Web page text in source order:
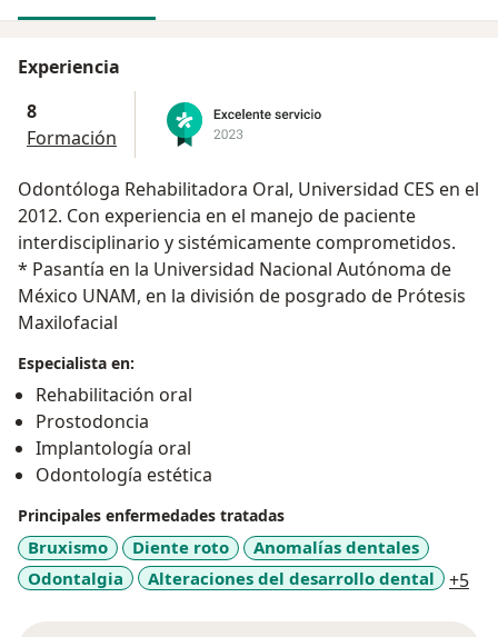
Experiencia
8
Formación
Odontóloga Rehabilitadora Oral, Universidad CES en el
2012. Con experiencia en el manejo de paciente
interdisciplinario y sistémicamente comprometidos.
* Pasantía en la Universidad Nacional Autónoma de
México UNAM, en la división de posgrado de Prótesis
Maxilofacial
Especialista en:
Rehabilitación oral
Prostodoncia
Implantología oral
Odontología estética
Principales enfermedades tratadas
Bruxismo Diente roto
Anomalías dentales
Odontalgia
Alteraciones del desarrollo dental +5